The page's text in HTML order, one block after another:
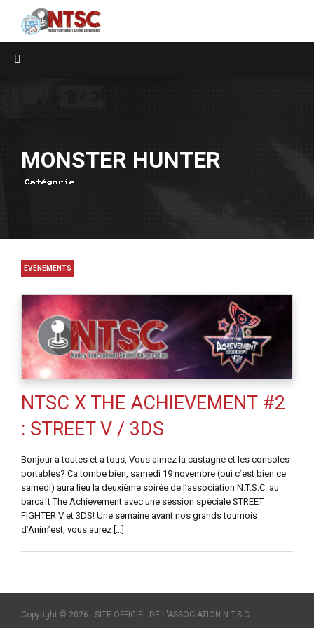
MONSTER HUNTER
Catégorie
ÉVÉNEMENTS
NTSC X THE ACHIEVEMENT #2
: STREET V / 3DS
Bonjour à toutes et à tous, Vous aimez la castagne et les consoles
portables? Ca tombe bien, samedi 19 novembre (oui c’est bien ce
samedi) aura lieu la deuxième soirée de l’association N.T.S.C. au
barcaft The Achievement avec une session spéciale STREET
FIGHTER V et 3DS! Une semaine avant nos grands tournois
d’Anim’est, vous aurez […]
Copyright © 2026 - SITE OFFICIEL DE L'ASSOCIATION N.T.S.C.